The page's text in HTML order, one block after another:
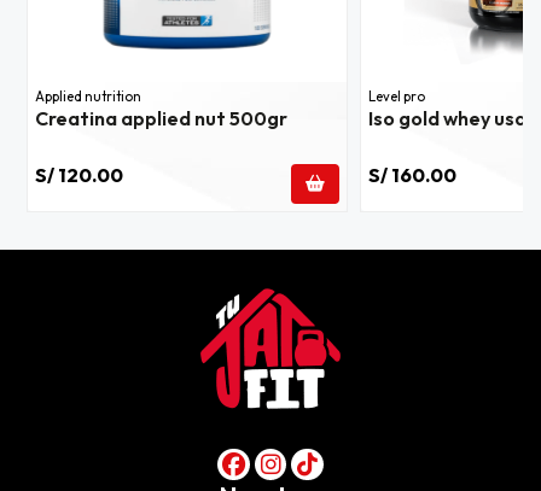
Applied nutrition
Creatina applied nut 500gr
S/ 120.00
Level pro
Iso gold whey usa
S/ 160.00